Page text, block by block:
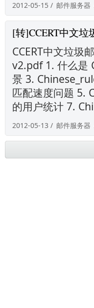
2012-05-15 / 邮件服务器
[转]CCERT中文垃
CCERT中文垃圾
v2.pdf 1. 什么是
景 3.
匹配速度问题 5.
的用户统计 7.
2012-05-13 / 邮件服务器